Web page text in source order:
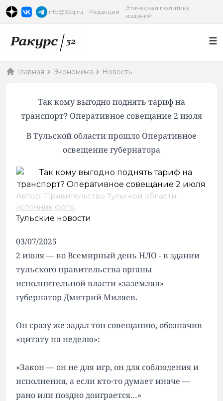
info@32q.ru Редакция
Этическая политика
изданий
Главная Экономика Новость
Так кому выгодно поднять тариф на
транспорт? Оперативное совещание 2 июля
В Тульской области прошло Оперативное
освещение губернатора
Автор: Правительство Тульской области,
источник фото.
Тульские новости
03/07/2025
2 июля — во Всемирный день НЛО - в здании
тульского правительства органы
исполнительной власти «заземлял»
губернатор Дмитрий Миляев.
Он сразу же задал тон совещанию, обозначив
«цитату на неделю»:
«Закон — он не для игр, он для соблюдения и
исполнения, а если кто-то думает иначе —
рано или поздно доиграется…»